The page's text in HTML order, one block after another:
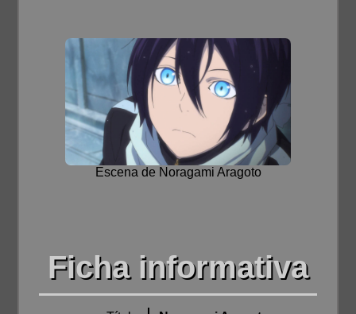
Escena de Noragami Aragoto
Ficha informativa